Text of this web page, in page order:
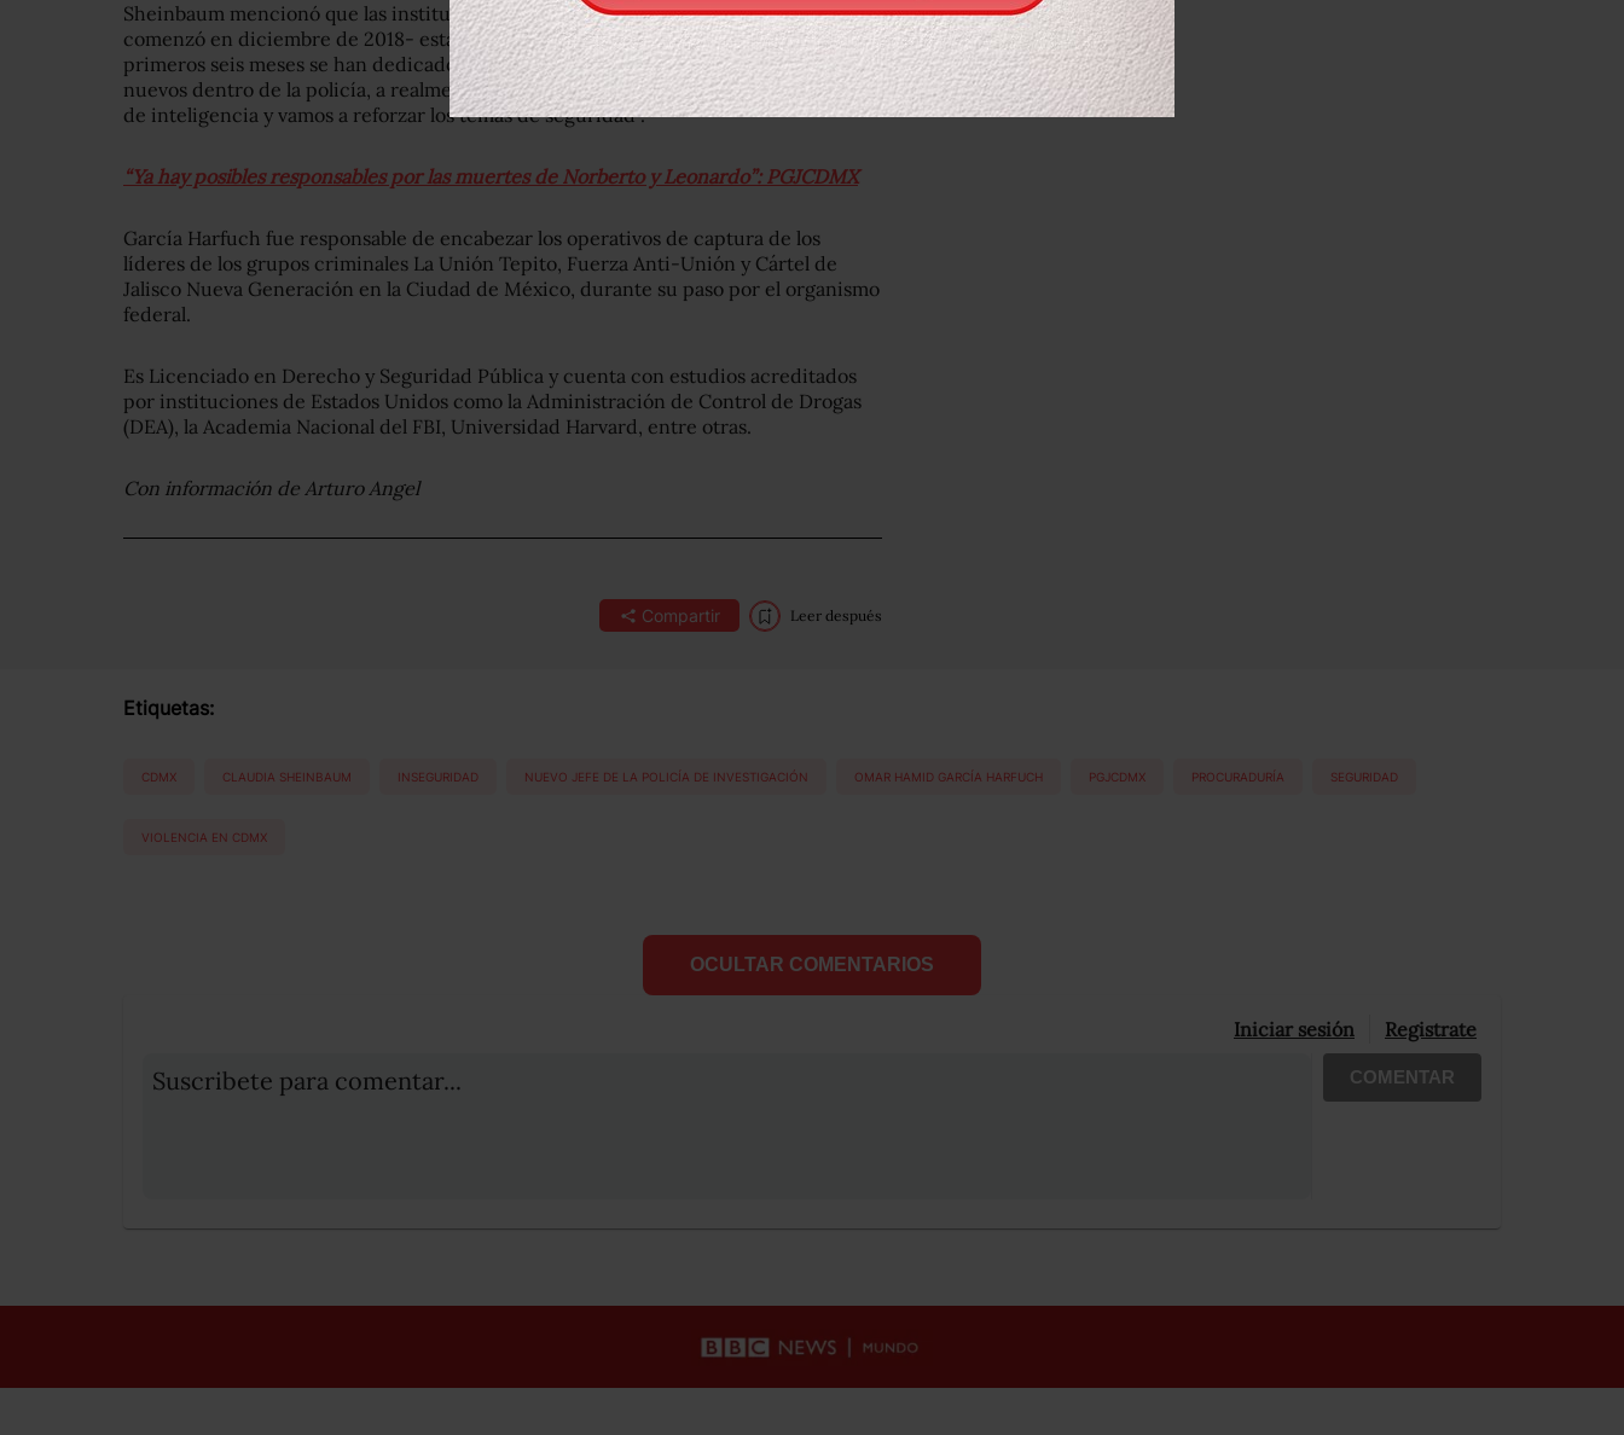
Sheinbaum mencionó que las instituciones de seguridad que recibió su gobierno -
comenzó en diciembre de 2018- están “sumamente corrompidas”, por lo que en los
primeros seis meses se han dedicado “a transformarlas, a trabajar con mandos
nuevos dentro de la policía, a realmente trabajar de manera unificada en los temas
de inteligencia y vamos a reforzar los temas de seguridad”.
“Ya hay posibles responsables por las muertes de Norberto y Leonardo”: PGJCDMX
García Harfuch fue responsable de encabezar los operativos de captura de los
líderes de los grupos criminales La Unión Tepito, Fuerza Anti-Unión y Cártel de
Jalisco Nueva Generación en la Ciudad de México, durante su paso por el organismo
federal.
Es Licenciado en Derecho y Seguridad Pública y cuenta con estudios acreditados
por instituciones de Estados Unidos como la Administración de Control de Drogas
(DEA), la Academia Nacional del FBI, Universidad Harvard, entre otras.
Con información de Arturo Angel
Compartir Leer después
Etiquetas:
CDMX CLAUDIA SHEINBAUM INSEGURIDAD NUEVO JEFE DE LA POLICÍA DE INVESTIGACIÓN OMAR HAMID GARCÍA HARFUCH PGJCDMX PROCURADURÍA SEGURIDAD
VIOLENCIA EN CDMX
OCULTAR COMENTARIOS
Iniciar sesión Registrate
Suscribete para comentar... COMENTAR